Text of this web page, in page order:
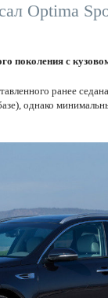
Optima
поколения с
ранее
однако